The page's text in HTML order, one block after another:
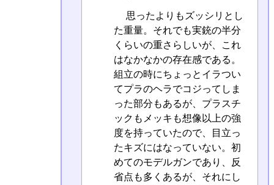
思ったよりもズッシリとし
た重量。それでも実銃の半分
くらいの重さらしいが、これ
はなかなかの存在感である。
組立の時にちょっとイラつい
てプラのヘラでコジってしま
った部分もあるが、プラスチ
ックもメッキも想像以上の強
度を持っていたので、目立っ
たキズにはなっていない。初
めてのモデルガンであり、反
省点も多くあるが、それにし